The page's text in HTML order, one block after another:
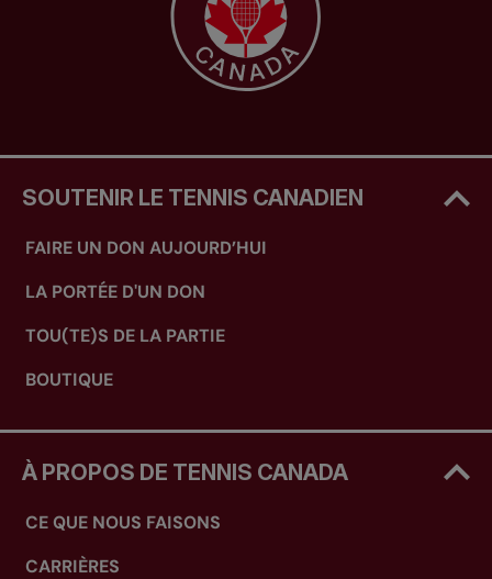
SOUTENIR LE TENNIS CANADIEN
FAIRE UN DON AUJOURD’HUI
LA PORTÉE D'UN DON
TOU(TE)S DE LA PARTIE
BOUTIQUE
À PROPOS DE TENNIS CANADA
CE QUE NOUS FAISONS
CARRIÈRES